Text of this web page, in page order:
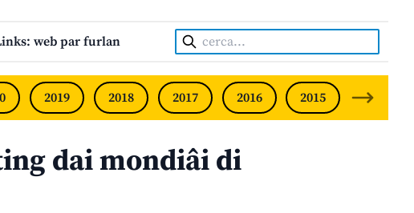
web par furlan Cerca:
2019 2018 2017 2016 2015 2014
dai mondiâi di